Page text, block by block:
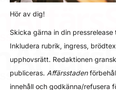
Hör av dig!
Skicka gärna in din pressrelease
Inkludera rubrik, ingress,
upphovsrätt. Redaktionen
publiceras. Affärsstaden
innehåll och godkänna/refusera